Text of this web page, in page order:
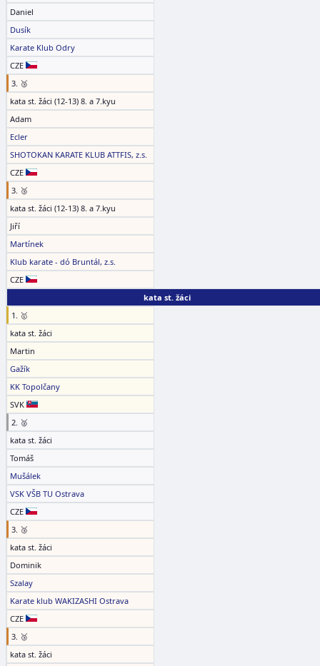
Daniel
Dusík
Karate Klub Odry
CZE
3. 🥉
kata st. žáci (12-13) 8. a 7.kyu
Adam
Ecler
SHOTOKAN KARATE KLUB ATTFIS, z.s.
CZE
3. 🥉
kata st. žáci (12-13) 8. a 7.kyu
Jiří
Martínek
Klub karate - dó Bruntál, z.s.
CZE
kata st. žáci
1. 🥇
kata st. žáci
Martin
Gažík
KK Topolčany
SVK
2. 🥈
kata st. žáci
Tomáš
Mušálek
VSK VŠB TU Ostrava
CZE
3. 🥉
kata st. žáci
Dominik
Szalay
Karate klub WAKIZASHI Ostrava
CZE
3. 🥉
kata st. žáci